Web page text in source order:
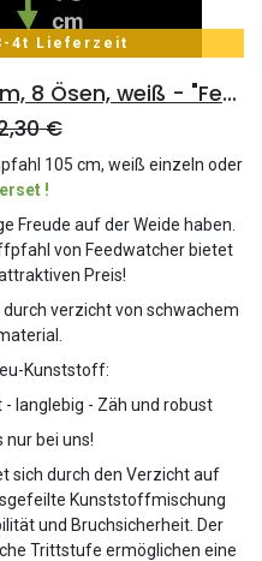
4t Lieferzeit
1x Weidezaunpfahl 105 cm, 8 Ösen, weiß - "Feedwatcher 105"
€
105 cm, weiß einzeln oder
!
Freude auf der Weide haben.
von Feedwatcher bietet
Preis!
verzicht von schwachem
Kunststoff:
langlebig - Zäh und robust
nur bei uns!
sich durch den Verzicht auf
Kunststoffmischung
und Bruchsicherheit. Der
Trittstufe ermöglichen eine